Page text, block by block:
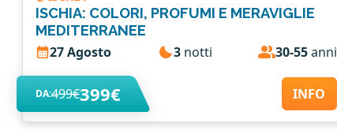
ISCHIA: COLORI, PROFUMI E MERAVIGLIE
MEDITERRANEE
27 Agosto 3notti 30-55anni
DA:499€399€ INFO